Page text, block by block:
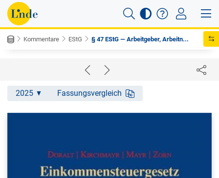
Kommentare EStG § 47 EStG — Arbeitgeber, Arbeitn...
2025 Fassungsvergleich